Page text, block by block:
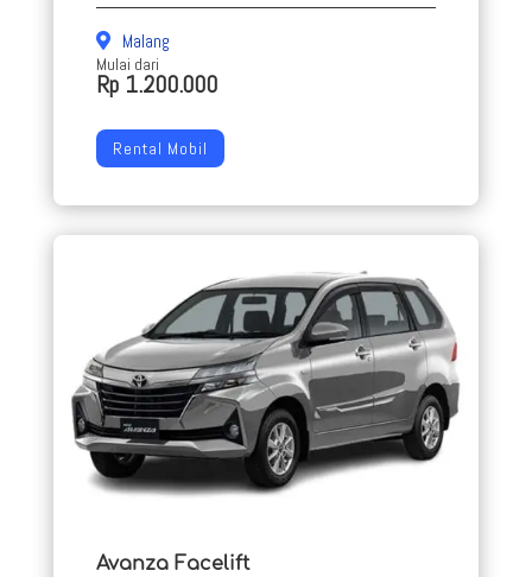
Malang
Mulai dari
Rp 1.200.000
Rental Mobil
Avanza Facelift